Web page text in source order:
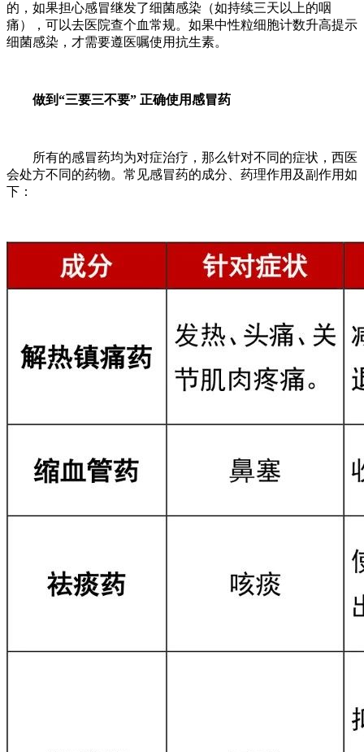
的，如果担心感冒继发了细菌感染（如持续三天以上的咽
痛），可以去医院查个血常规。如果中性粒细胞计数升高提示
细菌感染，才需要遵医嘱使用抗生素。
做到“三要三不要” 正确使用感冒药
所有的感冒药均为对症治疗，那么针对不同的症状，西医
会处方不同的药物。常见感冒药的成分、药理作用及副作用如
下：